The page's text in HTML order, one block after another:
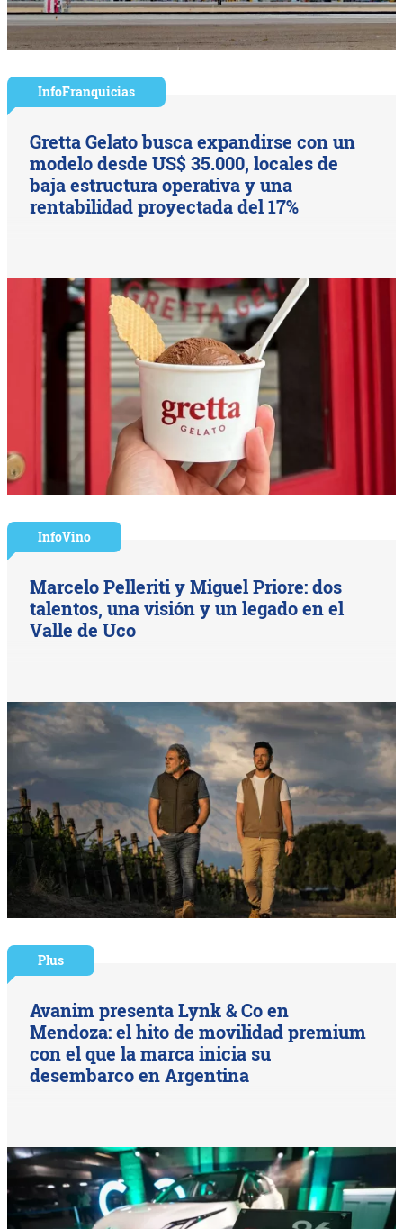
InfoFranquicias
Gretta Gelato busca expandirse con un
modelo desde US$ 35.000, locales de
baja estructura operativa y una
rentabilidad proyectada del 17%
InfoVino
Marcelo Pelleriti y Miguel Priore: dos
talentos, una visión y un legado en el
Valle de Uco
Plus
Avanim presenta Lynk & Co en
Mendoza: el hito de movilidad premium
con el que la marca inicia su
desembarco en Argentina